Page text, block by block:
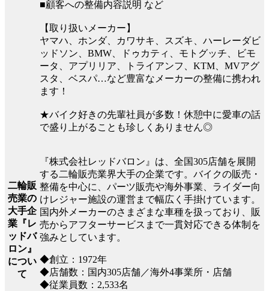
■顧客への整備内容説明 など
【取り扱いメーカー】
ヤマハ、ホンダ、カワサキ、スズキ、ハーレーダビ
ッドソン、BMW、ドゥカティ、モトグッチ、ビモ
ータ、アプリリア、トライアンフ、KTM、MVアグ
スタ、ベスパ…など豊富なメーカーの整備に携われ
ます！
★バイク好きの先輩社員が多数！休憩中に愛車の話
で盛り上がることも珍しくありません◎
二輪販
売業の
大手企
業『レ
ッドバ
ロン』
につい
て
『株式会社レッドバロン』は、全国305店舗を展開
する二輪販売業界大手の企業です。バイクの販売・
整備を中心に、パーツ販売や海外事業、ライダー向
けレジャー施設の運営まで幅広く手掛けています。
国内外メーカーのさまざまな車種を扱っており、販
売からアフターサービスまで一貫対応できる体制を
強みとしています。
◆創立：1972年
◆店舗数：国内305店舗／海外4事業所・店舗
◆従業員数：2,533名